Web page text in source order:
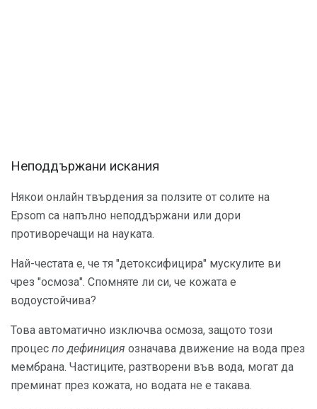
Неподдържани искания
Някои онлайн твърдения за ползите от солите на
Epsom са напълно неподдържани или дори
противоречащи на науката.
Най-честата е, че тя "детоксифицира" мускулите ви
чрез "осмоза". Спомняте ли си, че кожата е
водоустойчива?
Това автоматично изключва осмоза, защото този
процес по дефиниция означава движение на вода през
мембрана. Частиците, разтворени във вода, могат да
преминат през кожата, но водата не е такава.